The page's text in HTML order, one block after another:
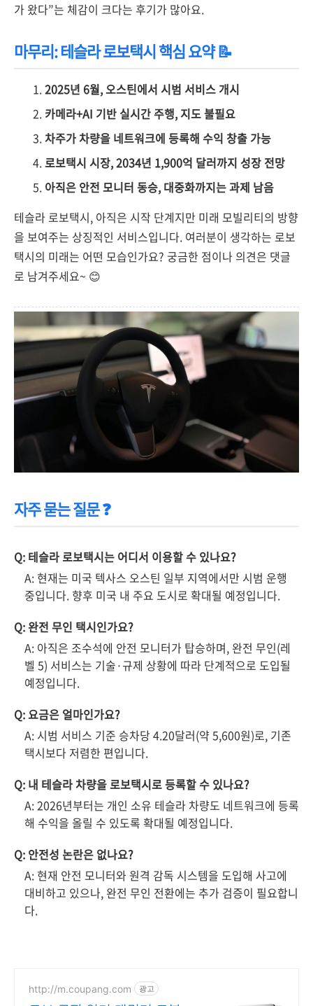
가 왔다”는 체감이 크다는 후기가 많아요.
마무리: 테슬라 로보택시 핵심 요약 📝
2025년 6월, 오스틴에서 시범 서비스 개시
카메라+AI 기반 실시간 주행, 지도 불필요
차주가 차량을 네트워크에 등록해 수익 창출 가능
로보택시 시장, 2034년 1,900억 달러까지 성장 전망
아직은 안전 모니터 동승, 대중화까지는 과제 남음
테슬라 로보택시, 아직은 시작 단계지만 미래 모빌리티의 방향
을 보여주는 상징적인 서비스입니다. 여러분이 생각하는 로보
택시의 미래는 어떤 모습인가요? 궁금한 점이나 의견은 댓글
로 남겨주세요~ 😊
자주 묻는 질문 ❓
Q: 테슬라 로보택시는 어디서 이용할 수 있나요?
A: 현재는 미국 텍사스 오스틴 일부 지역에서만 시범 운행
중입니다. 향후 미국 내 주요 도시로 확대될 예정입니다.
Q: 완전 무인 택시인가요?
A: 아직은 조수석에 안전 모니터가 탑승하며, 완전 무인(레
벨 5) 서비스는 기술·규제 상황에 따라 단계적으로 도입될
예정입니다.
Q: 요금은 얼마인가요?
A: 시범 서비스 기준 승차당 4.20달러(약 5,600원)로, 기존
택시보다 저렴한 편입니다.
Q: 내 테슬라 차량을 로보택시로 등록할 수 있나요?
A: 2026년부터는 개인 소유 테슬라 차량도 네트워크에 등록
해 수익을 올릴 수 있도록 확대될 예정입니다.
Q: 안전성 논란은 없나요?
A: 현재 안전 모니터와 원격 감독 시스템을 도입해 사고에
대비하고 있으나, 완전 무인 전환에는 추가 검증이 필요합니
다.
http://m.coupang.com 광고